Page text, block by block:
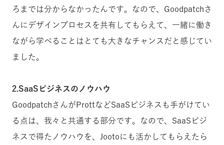
ろまでは分からなかったんです。なので、Goodpatchさ
んにデザインプロセスを共有してもらえて、一緒に働き
ながら学べることはとても大きなチャンスだと感じてい
ました。
2.SaaSビジネスのノウハウ
GoodpatchさんがProttなどSaaSビジネスも手がけてい
る点は、我々と共通する部分です。なので、SaaSビジ
ネスで得たノウハウを、Jootoにも活かしてもらえたら